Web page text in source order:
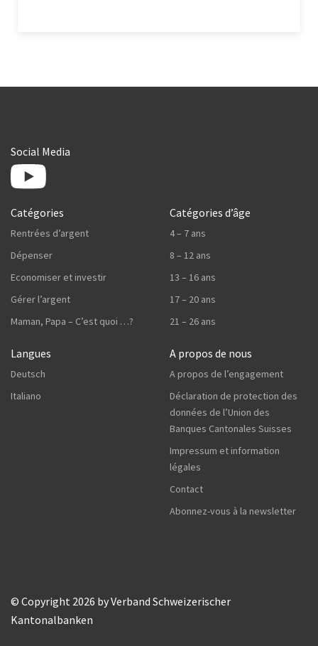
Social Media
Catégories
Rentrées d’argent
Dépenser
Economiser et investir
Gérer l’argent
Maman, Papa – C’est quoi …?
Langues
Deutsch
Italiano
Catégories d’âge
4 – 7 ans
8 – 12 ans
13 – 16 ans
17 – 20 ans
21 – 26 ans
A propos de nous
A propos de l’engagement
Déclaration de protection des
données de l’Union des
Banques Cantonales Suisses
Impressum et information
légales
Contact
Abonnez-vous à la newsletter
© Copyright 2026 by Verband Schweizerischer
Kantonalbanken